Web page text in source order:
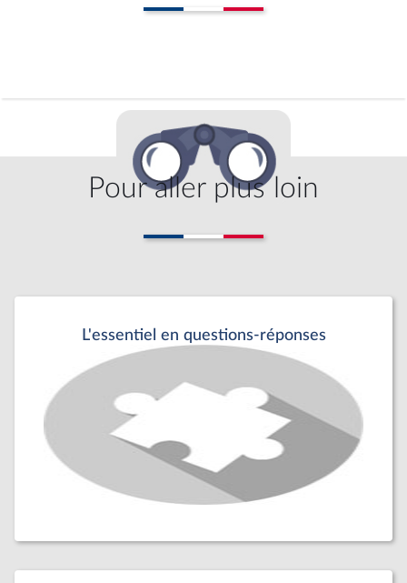
Pour aller plus loin
L'essentiel en questions-réponses